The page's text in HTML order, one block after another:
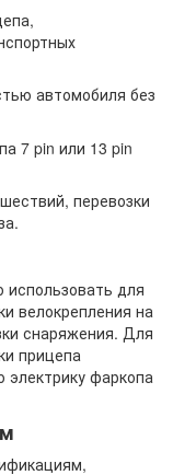
автомобиля без
7 pin или 13 pin
перевозки
для
велокрепления на
снаряжения. Для
прицепа
фаркопа